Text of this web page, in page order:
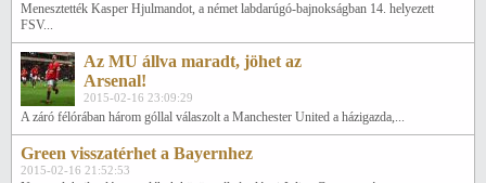
Menesztették Kasper Hjulmandot, a német labdarúgó-bajnokságban 14. helyezett
FSV...
Az MU állva maradt, jöhet az
Arsenal!
2015-02-16 23:09:29
A záró félórában három góllal válaszolt a Manchester United a házigazda,...
Green visszatérhet a Bayernhez
2015-02-16 21:52:53